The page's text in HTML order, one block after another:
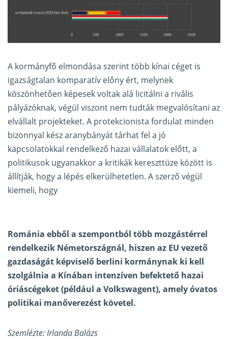
A kormányfő elmondása szerint több kínai céget is
igazságtalan komparatív előny ért, melynek
köszönhetően képesek voltak alá licitálni a rivális
pályázóknak, végül viszont nem tudták megvalósítani az
elvállalt projekteket. A protekcionista fordulat minden
bizonnyal kész aranybányát tárhat fel a jó
kapcsolatokkal rendelkező hazai vállalatok előtt, a
politikusok ugyanakkor a kritikák kereszttüze között is
állítják, hogy a lépés elkerülhetetlen. A szerző végül
kiemeli, hogy
Románia ebből a szempontból több mozgástérrel
rendelkezik Németországnál, hiszen az EU vezető
gazdaságát képviselő berlini kormánynak ki kell
szolgálnia a Kínában intenzíven befektető hazai
óriáscégeket (például a Volkswagent), amely óvatos
politikai manőverezést követel.
Szemlézte: Irlanda Balázs